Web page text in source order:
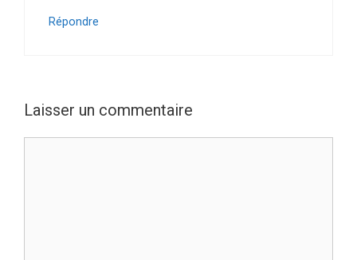
Répondre
Laisser un commentaire